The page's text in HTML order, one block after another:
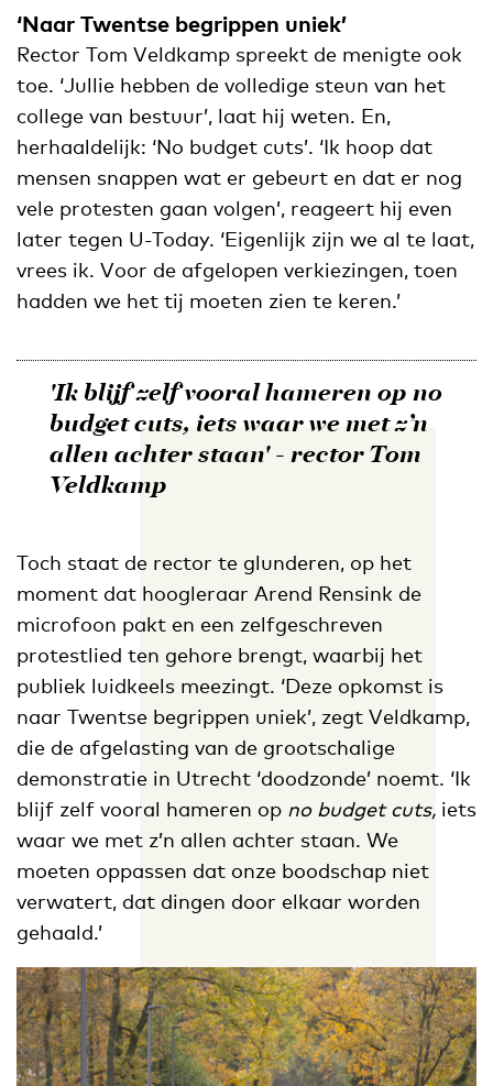
‘Naar Twentse begrippen uniek’
Rector Tom Veldkamp spreekt de menigte ook
toe. ‘Jullie hebben de volledige steun van het
college van bestuur’, laat hij weten. En,
herhaaldelijk: ‘No budget cuts’. ‘Ik hoop dat
mensen snappen wat er gebeurt en dat er nog
vele protesten gaan volgen’, reageert hij even
later tegen U-Today. ‘Eigenlijk zijn we al te laat,
vrees ik. Voor de afgelopen verkiezingen, toen
hadden we het tij moeten zien te keren.’
'Ik blijf zelf vooral hameren opno
budget cuts, iets waar we met z’n
allen achter staan' - rector Tom
Veldkamp
Toch staat de rector te glunderen, op het
moment dat hoogleraar Arend Rensink de
microfoon pakt en een zelfgeschreven
protestlied ten gehore brengt, waarbij het
publiek luidkeels meezingt. ‘Deze opkomst is
naar Twentse begrippen uniek’, zegt Veldkamp,
die de afgelasting van de grootschalige
demonstratie in Utrecht ‘doodzonde’ noemt. ‘Ik
blijf zelf vooral hameren op no budget cuts, iets
waar we met z’n allen achter staan. We
moeten oppassen dat onze boodschap niet
verwatert, dat dingen door elkaar worden
gehaald.’